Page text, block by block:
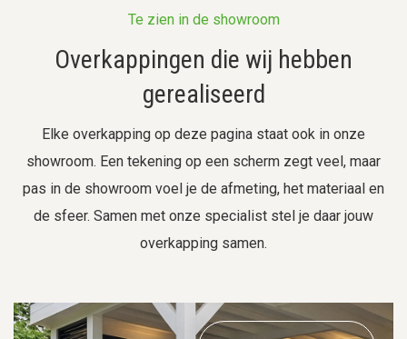
Te zien in de showroom
Overkappingen die wij hebben
gerealiseerd
Elke overkapping op deze pagina staat ook in onze
showroom. Een tekening op een scherm zegt veel, maar
pas in de showroom voel je de afmeting, het materiaal en
de sfeer. Samen met onze specialist stel je daar jouw
overkapping samen.